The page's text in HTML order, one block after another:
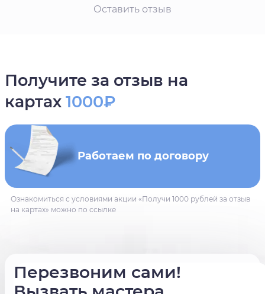
Оставить отзыв
Перезвоним сами!
Получите за отзыв на
картах 1000₽
Работаем по договору
Ознакомиться с условиями акции «Получи 1000 рублей за отзыв
на картах» можно по ссылке